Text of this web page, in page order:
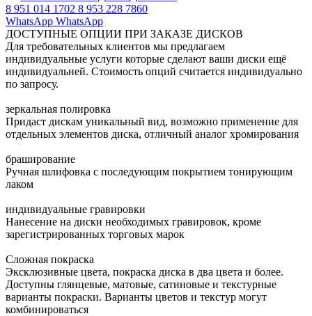
8 951 014 1702 8 953 228 7860
WhatsApp WhatsApp
ДОСТУПНЫЕ ОПЦИИ ПРИ ЗАКАЗЕ ДИСКОВ
Для требовательных клиентов мы предлагаем
индивидуальные услуги которые сделают ваши диски ещё
индивидуальней. Стоимость опций считается индивидуально
по запросу.
зеркальная полировка
Придаст дискам уникальный вид, возможно применение для
отдельных элементов диска, отличный аналог хромирования
браширование
Ручная шлифовка с последующим покрытием тонирующим
лаком
индивидуальные гравировки
Нанесение на диски необходимых гравировок, кроме
зарегистрированных торговых марок
Сложная покраска
Эксклюзивные цвета, покраска диска в два цвета и более.
Доступны глянцевые, матовые, сатиновые и текстурные
варианты покраски. Варианты цветов и текстур могут
комбинироваться